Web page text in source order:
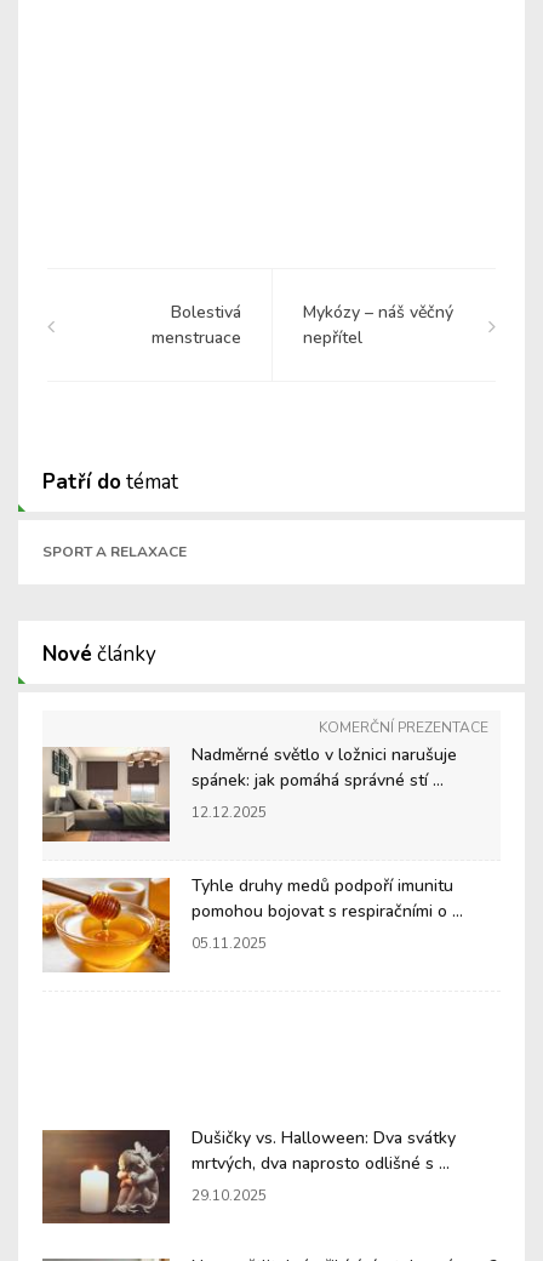
Bolestivá
menstruace
Mykózy – náš věčný
nepřítel
Patří dotémat
SPORT A RELAXACE
Nové články
KOMERČNÍ PREZENTACE
Nadměrné světlo v ložnici narušuje
spánek: jak pomáhá správné stí ...
12.12.2025
Tyhle druhy medů podpoří imunitu
pomohou bojovat s respiračními o ...
05.11.2025
Dušičky vs. Halloween: Dva svátky
mrtvých, dva naprosto odlišné s ...
29.10.2025